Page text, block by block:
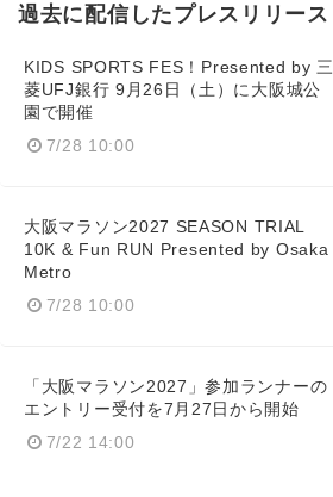
過去に配信したプレスリリース
KIDS SPORTS FES！Presented by 三
菱UFJ銀行 9月26日（土）に大阪城公
園で開催
7/28 10:00
大阪マラソン2027 SEASON TRIAL
10K & Fun RUN Presented by Osaka
Metro
7/28 10:00
「大阪マラソン2027」参加ランナーの
エントリー受付を7月27日から開始
7/22 14:00